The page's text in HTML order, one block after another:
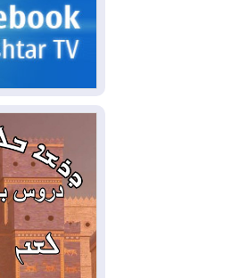
2026-08-06مئات
سبتة تتصاعد
مليون قدم مكعب
إقليم كوردستان إلى
2026-08-05
ملامح أخطر
اليوم
2026-08-05
شخص
الحرائق